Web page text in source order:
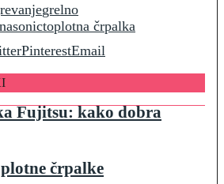
grelno
toplotna črpalka
PinterestEmail
Fujitsu: kako dobra
črpalke